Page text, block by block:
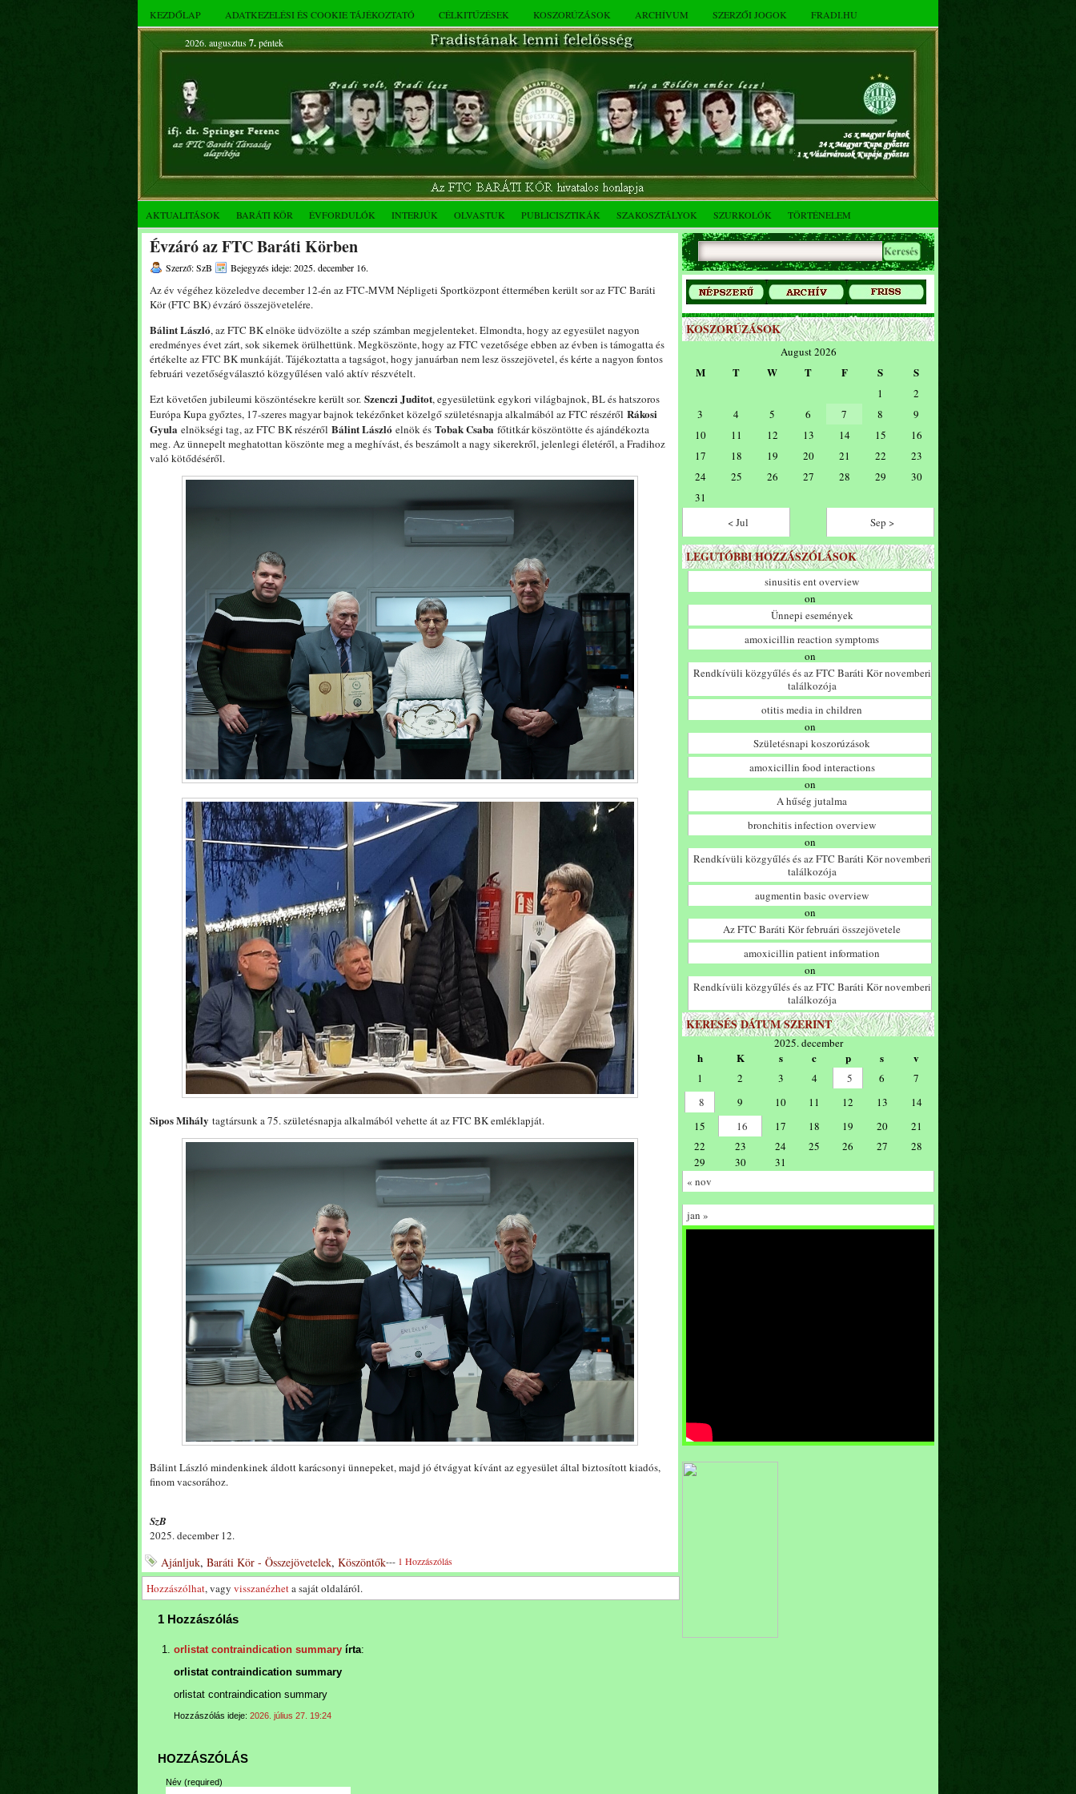
KEZDŐLAP ADATKEZELÉSI ÉS COOKIE TÁJÉKOZTATÓ CÉLKITŰZÉSEK KOSZORÚZÁSOK ARCHÍVUM SZERZŐI JOGOK FRADI.HU
2026. augusztus 7.péntek
AKTUALITÁSOK BARÁTI KÖR ÉVFORDULÓK INTERJÚK OLVASTUK PUBLICISZTIKÁK SZAKOSZTÁLYOK SZURKOLÓK TÖRTÉNELEM
Évzáró az FTC Baráti Körben
Szerző: SzB Bejegyzés ideje: 2025. december 16.
Az év végéhez közeledve december 12-én az FTC-MVM Népligeti Sportközpont éttermében került sor az FTC Baráti
Kör (FTC BK) évzáró összejövetelére.
Bálint László, az FTC BK elnöke üdvözölte a szép számban megjelenteket. Elmondta, hogy az egyesület nagyon
eredményes évet zárt, sok sikernek örülhettünk. Megköszönte, hogy az FTC vezetősége ebben az évben is támogatta és
értékelte az FTC BK munkáját. Tájékoztatta a tagságot, hogy januárban nem lesz összejövetel, és kérte a nagyon fontos
februári vezetőségválasztó közgyűlésen való aktív részvételt.
Ezt követően jubileumi köszöntésekre került sor. Szenczi Juditot, egyesületünk egykori világbajnok, BL és hatszoros
Európa Kupa győztes, 17-szeres magyar bajnok tekézőnket közelgő születésnapja alkalmából az FTC részéről Rákosi
Gyula elnökségi tag, az FTC BK részéről Bálint László elnök és Tobak Csaba főtitkár köszöntötte és ajándékozta
meg. Az ünnepelt meghatottan köszönte meg a meghívást, és beszámolt a nagy sikerekről, jelenlegi életéről, a Fradihoz
való kötődéséről.
Sipos Mihály tagtársunk a 75. születésnapja alkalmából vehette át az FTC BK emléklapját.
Bálint László mindenkinek áldott karácsonyi ünnepeket, majd jó étvágyat kívánt az egyesület által biztosított kiadós,
finom vacsorához.
SzB
2025. december 12.
Ajánljuk, Baráti Kör - Összejövetelek, Köszöntők--- 1 Hozzászólás
Hozzászólhat, vagy visszanézheta saját oldaláról.
1 Hozzászólás
orlistat contraindication summary írta:
orlistat contraindication summary
orlistat contraindication summary
Hozzászólás ideje: 2026. július 27. 19:24
HOZZÁSZÓLÁS
Név (required)
KOSZORÚZÁSOK
August 2026
M T W T F S S
1
2
3
4 5 6 7 8
9
10
11 12 13 14 15
16
17
18 19 20 21 22
23
24
25 26 27 28 29
30
31
< Jul
Sep >
LEGUTÓBBI HOZZÁSZÓLÁSOK
sinusitis ent overview
on
Ünnepi események
amoxicillin reaction symptoms
on
Rendkívüli közgyűlés és az FTC Baráti Kör novemberi
találkozója
otitis media in children
on
Születésnapi koszorúzások
amoxicillin food interactions
on
A hűség jutalma
bronchitis infection overview
on
Rendkívüli közgyűlés és az FTC Baráti Kör novemberi
találkozója
augmentin basic overview
on
Az FTC Baráti Kör februári összejövetele
amoxicillin patient information
on
Rendkívüli közgyűlés és az FTC Baráti Kör novemberi
találkozója
KERESÉS DÁTUM SZERINT
2025. december
h K s c p s v
1 2 3 4 5 6
7
8
9 10 11 12 13
14
15
16 17 18 19 20
21
22
23 24 25 26 27
28
29
30
31
« nov
jan »